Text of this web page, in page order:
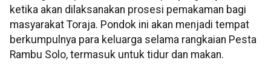
ketika akan dilaksanakan prosesi pemakaman bagi
masyarakat Toraja. Pondok ini akan menjadi tempat
berkumpulnya para keluarga selama rangkaian Pesta
Rambu Solo, termasuk untuk tidur dan makan.